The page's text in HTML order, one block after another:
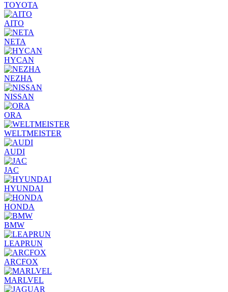
TOYOTA
AITO
NETA
HYCAN
NEZHA
NISSAN
ORA
WELTMEISTER
AUDI
JAC
HYUNDAI
HONDA
BMW
LEAPRUN
ARCFOX
MARLVEL